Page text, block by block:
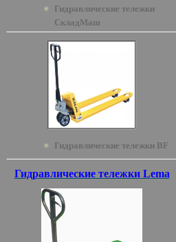
Гидравлические тележки
СкладМаш
Гидравлические тележки BF
Гидравлические тележки Lema